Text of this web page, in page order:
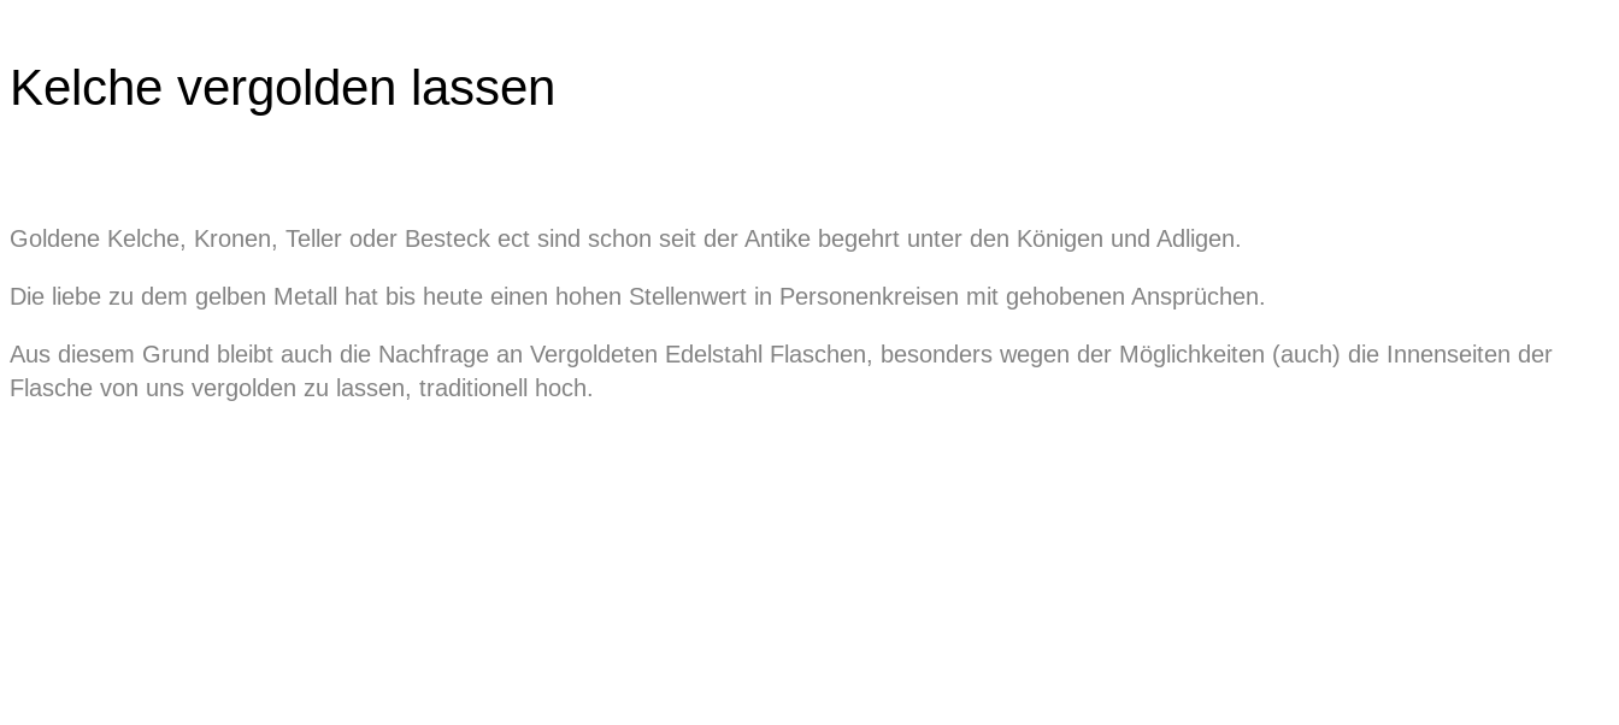
Kelche vergolden lassen
Goldene Kelche, Kronen, Teller oder Besteck ect sind schon seit der Antike begehrt unter den Königen und Adligen.
Die liebe zu dem gelben Metall hat bis heute einen hohen Stellenwert in Personenkreisen mit gehobenen Ansprüchen.
Aus diesem Grund bleibt auch die Nachfrage an Vergoldeten Edelstahl Flaschen, besonders wegen der Möglichkeiten (auch) die Innenseiten der
Flasche von uns vergolden zu lassen, traditionell hoch.